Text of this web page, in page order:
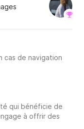
cas de navigation
qui bénéficie de
à offrir des